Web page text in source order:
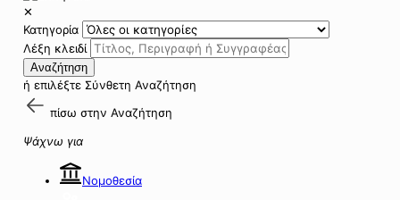
✕
Κατηγορία
Λέξη κλειδί
Αναζήτηση
ή επιλέξτε Σύνθετη Αναζήτηση
πίσω στην Αναζήτηση
Ψάχνω για
Νομοθεσία